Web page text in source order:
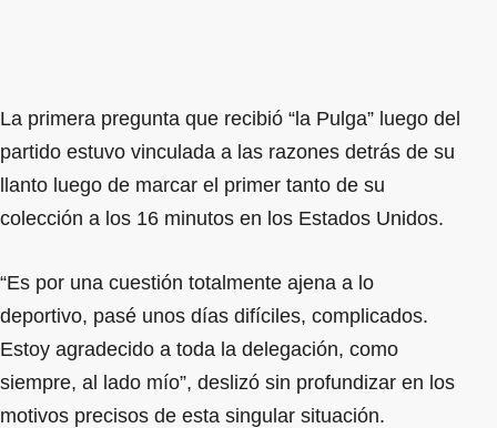
La primera pregunta que recibió “la Pulga” luego del
partido estuvo vinculada a las razones detrás de su
llanto luego de marcar el primer tanto de su
colección a los 16 minutos en los Estados Unidos.
“Es por una cuestión totalmente ajena a lo
deportivo, pasé unos días difíciles, complicados.
Estoy agradecido a toda la delegación, como
siempre, al lado mío”, deslizó sin profundizar en los
motivos precisos de esta singular situación.